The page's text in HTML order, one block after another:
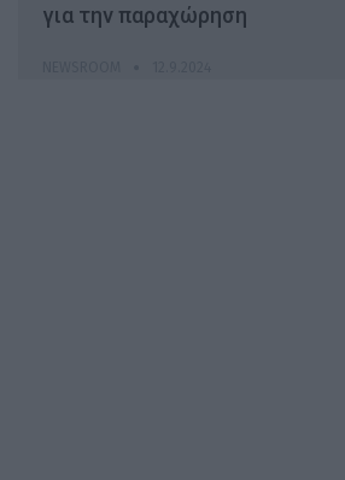
για την παραχώρηση